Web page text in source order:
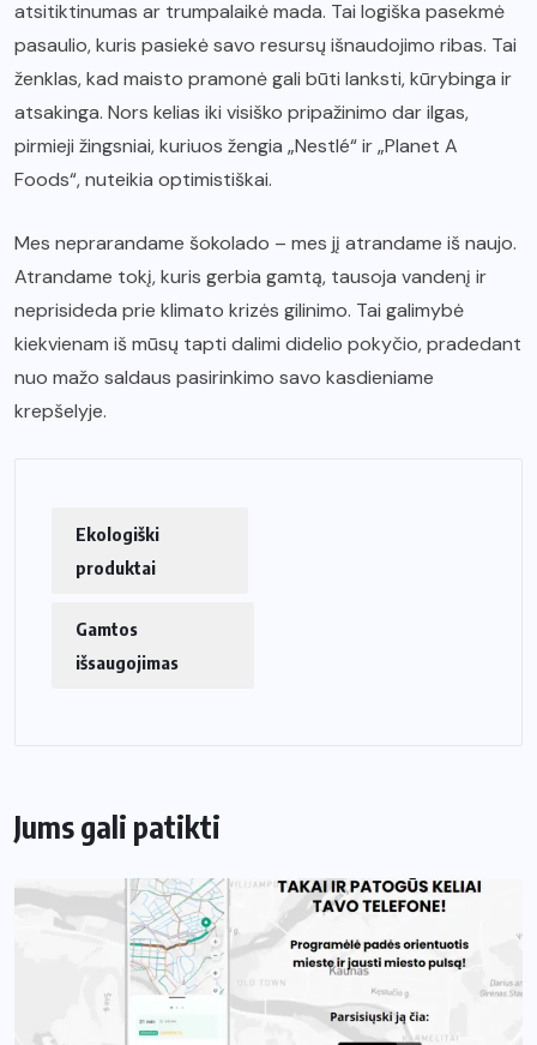
atsitiktinumas ar trumpalaikė mada. Tai logiška pasekmė
pasaulio, kuris pasiekė savo resursų išnaudojimo ribas. Tai
ženklas, kad maisto pramonė gali būti lanksti, kūrybinga ir
atsakinga. Nors kelias iki visiško pripažinimo dar ilgas,
pirmieji žingsniai, kuriuos žengia „Nestlé“ ir „Planet A
Foods“, nuteikia optimistiškai.
Mes neprarandame šokolado – mes jį atrandame iš naujo.
Atrandame tokį, kuris gerbia gamtą, tausoja vandenį ir
neprisideda prie klimato krizės gilinimo. Tai galimybė
kiekvienam iš mūsų tapti dalimi didelio pokyčio, pradedant
nuo mažo saldaus pasirinkimo savo kasdieniame
krepšelyje.
Ekologiški
produktai
Gamtos
išsaugojimas
Jums gali patikti